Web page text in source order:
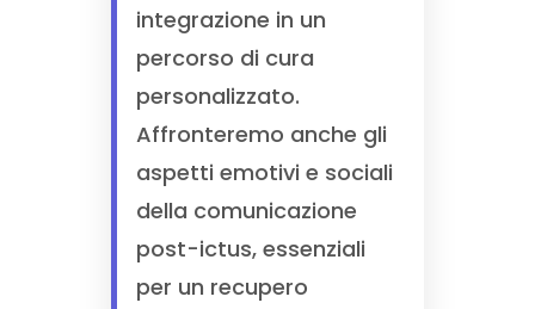
integrazione in un
percorso di cura
personalizzato.
Affronteremo anche gli
aspetti emotivi e sociali
della comunicazione
post-ictus, essenziali
per un recupero